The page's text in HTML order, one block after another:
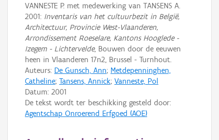
VANNESTE P. met medewerking van TANSENS A.
2001: Inventaris van het cultuurbezit in België,
Architectuur, Provincie West-Vlaanderen,
Arrondissement Roeselare, Kantons Hooglede -
Izegem - Lichtervelde, Bouwen door de eeuwen
heen in Vlaanderen 17n2, Brussel - Turnhout.
Auteurs: De Gunsch, Ann; Metdepenninghen,
Catheline; Tansens, Annick; Vanneste, Pol
Datum: 2001
De tekst wordt ter beschikking gesteld door:
Agentschap Onroerend Erfgoed (AOE)